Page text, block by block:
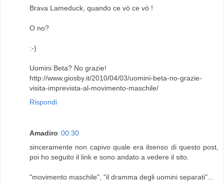
Brava Lameduck, quando ce vò ce vò !
O no?
:-)
Uomini Beta? No grazie!
http://www.giosby.it/2010/04/03/uomini-beta-no-grazie-
visita-imprevista-al-movimento-maschile/
Rispondi
Amadiro 00:30
sinceramente non capivo quale era ilsenso di questo post,
poi ho seguito il link e sono andato a vedere il sito.
"movimento maschile", "il dramma degli uomini separati"...